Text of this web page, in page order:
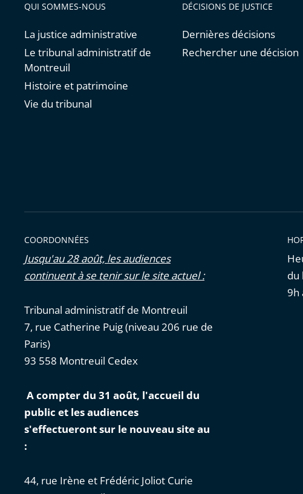
QUI SOMMES-NOUS
La justice administrative
Le tribunal administratif de
Montreuil
Histoire et patrimoine
Vie du tribunal
DÉCISIONS DE JUSTICE
Dernières décisions
Rechercher une décision
COORDONNÉES
Jusqu'au 28 août, les audiences
continuent à se tenir sur le site actuel :
Tribunal administratif de Montreuil
7, rue Catherine Puig (niveau 206 rue de
Paris)
93 558 Montreuil Cedex
A compter du 31 août, l'accueil du
public et les audiences
s'effectueront sur le nouveau site au
:
44, rue Irène et Frédéric Joliot Curie
du
9h